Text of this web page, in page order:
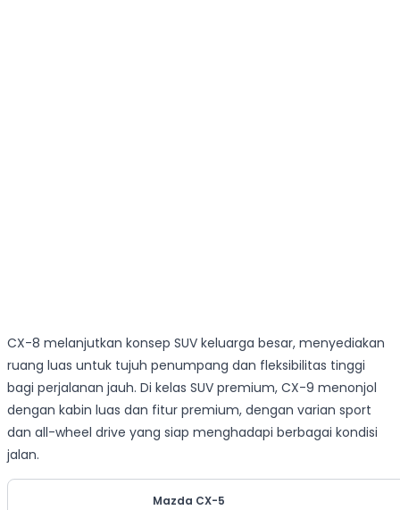
CX-8 melanjutkan konsep SUV keluarga besar, menyediakan
ruang luas untuk tujuh penumpang dan fleksibilitas tinggi
bagi perjalanan jauh. Di kelas SUV premium, CX-9 menonjol
dengan kabin luas dan fitur premium, dengan varian sport
dan all-wheel drive yang siap menghadapi berbagai kondisi
jalan.
Mazda CX-5